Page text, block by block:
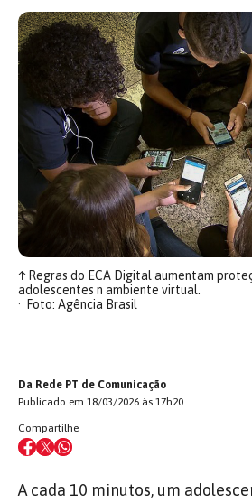
↑Regras do ECA Digital aumentam
adolescentes n ambiente virtual.
Foto: Agência Brasil
Da Rede PT de Comunicação
Publicado em 18/03/2026 às 17h20
Compartilhe
A cada 10 minutos, um